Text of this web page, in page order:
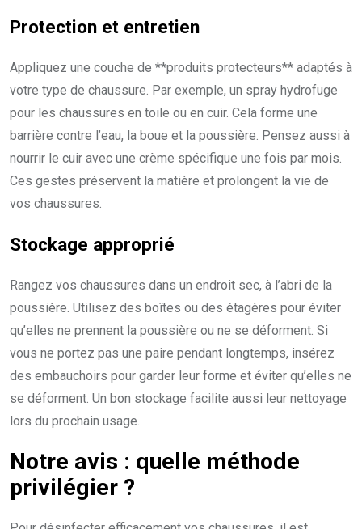
Protection et entretien
Appliquez une couche de **produits protecteurs** adaptés à
votre type de chaussure. Par exemple, un spray hydrofuge
pour les chaussures en toile ou en cuir. Cela forme une
barrière contre l’eau, la boue et la poussière. Pensez aussi à
nourrir le cuir avec une crème spécifique une fois par mois.
Ces gestes préservent la matière et prolongent la vie de
vos chaussures.
Stockage approprié
Rangez vos chaussures dans un endroit sec, à l’abri de la
poussière. Utilisez des boîtes ou des étagères pour éviter
qu’elles ne prennent la poussière ou ne se déforment. Si
vous ne portez pas une paire pendant longtemps, insérez
des embauchoirs pour garder leur forme et éviter qu’elles ne
se déforment. Un bon stockage facilite aussi leur nettoyage
lors du prochain usage.
Notre avis : quelle méthode
privilégier ?